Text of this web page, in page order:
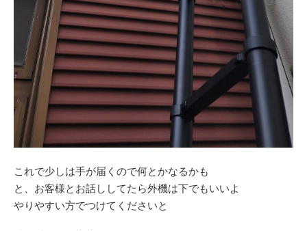
これで少しは手が届くので何とかなるかも
と、お客様とお話ししてたら外機は下でもいいよ
やりやすい方でつけてくださいと